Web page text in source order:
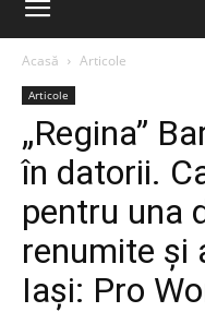
Acasă Articole
Articole
„Regina”
în datorii.
pentru una
renumite şi
Iaşi: Pro